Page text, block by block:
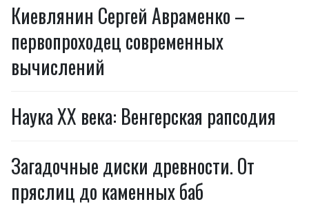
Киевлянин Сергей Авраменко –
первопроходец современных
вычислений
Наука ХХ века: Венгерская рапсодия
Загадочные диски древности. От
пряслиц до каменных баб